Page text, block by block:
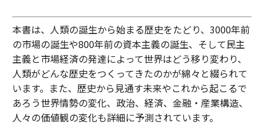
本書は、人類の誕生から始まる歴史をたどり、3000年前
の市場の誕生や800年前の資本主義の誕生、そして民主
主義と市場経済の発達によって世界はどう移り変わり、
人類がどんな歴史をつくってきたのかが綿々と綴られて
います。また、歴史から見通す未来やこれから起こるで
あろう世界情勢の変化、政治、経済、金融・産業構造、
人々の価値観の変化も詳細に予測されています。